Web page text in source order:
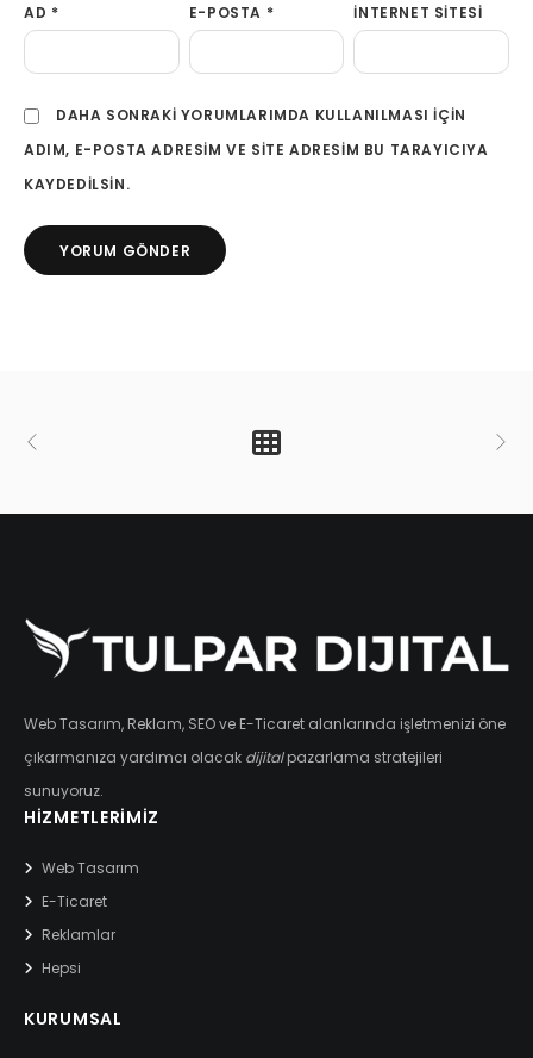
AD * E-POSTA * İNTERNET SITESI
DAHA SONRAKI YORUMLARIMDA KULLANILMASI IÇIN
ADIM, E-POSTA ADRESIM VE SITE ADRESIM BU TARAYICIYA
KAYDEDILSIN.
Web Tasarım, Reklam, SEO ve E-Ticaret alanlarında işletmenizi öne
çıkarmanıza yardımcı olacak dijitalpazarlama stratejileri
sunuyoruz.
HIZMETLERIMIZ
Web Tasarım
E-Ticaret
Reklamlar
Hepsi
KURUMSAL